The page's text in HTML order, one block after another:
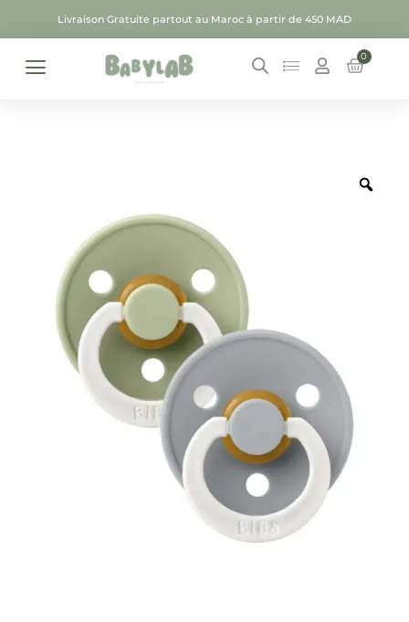
Livraison Gratuite partout au Maroc à partir de 450 MAD
0